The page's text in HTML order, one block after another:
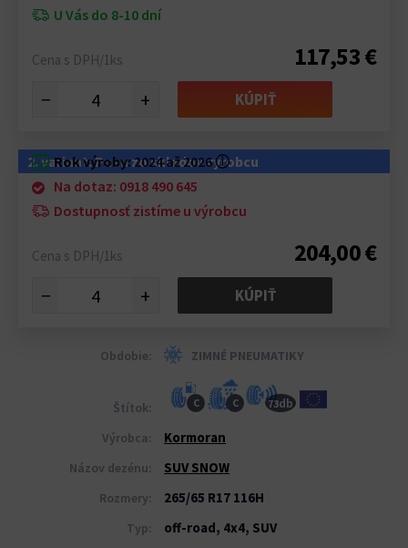
U Vás do 8-10 dní
Cena s DPH/1ks 117,53 €
− + KÚPIŤ
2. variant: Pneu zo skladov výrobcu
Rok výroby:2024 až 2026ⓘ
Na dotaz: 0918 490 645
Dostupnosť zistíme u výrobcu
Cena s DPH/1ks 204,00 €
− + KÚPIŤ
Obdobie: ZIMNÉ PNEUMATIKY
Štítok: C C 73db
Výrobca: Kormoran
Názov dezénu: SUV SNOW
Rozmery: 265/65 R17 116H
Typ: off-road, 4x4, SUV